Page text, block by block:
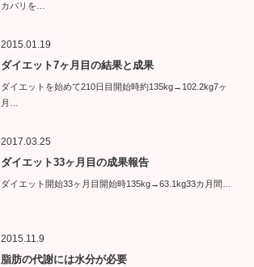
カバリを…
2015.01.19
ダイエット7ヶ月目の結果と成果
ダイエットを始めて210日目開始時約135kg→102.2kg7ヶ
月…
2017.03.25
ダイエット33ヶ月目の成果報告
ダイエット開始33ヶ月目開始時135kg→63.1kg33カ月間…
2015.11.9
脂肪の代謝には水分が必要